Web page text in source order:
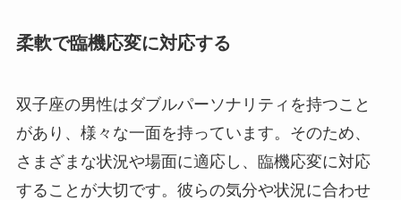
柔軟で臨機応変に対応する
双子座の男性はダブルパーソナリティを持つこと
があり、様々な一面を持っています。そのため、
さまざまな状況や場面に適応し、臨機応変に対応
することが大切です。彼らの気分や状況に合わせ